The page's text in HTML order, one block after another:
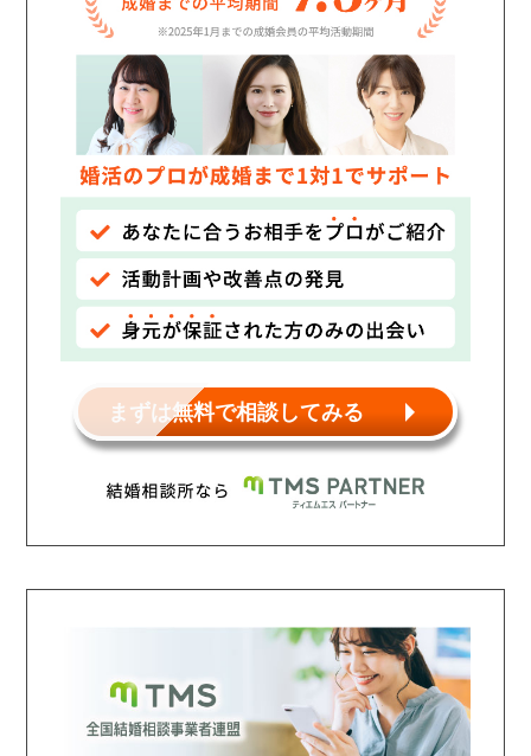
まずは無料で相談してみる